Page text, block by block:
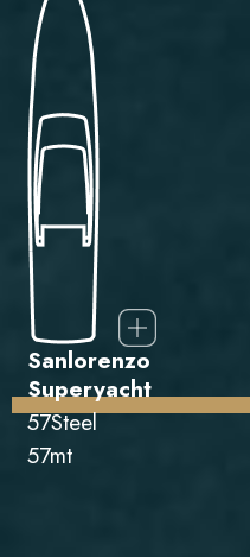
Sanlorenzo
Superyacht
57Steel
57mt